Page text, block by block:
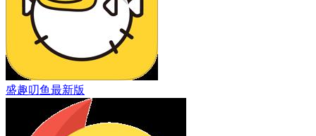
盛趣叨鱼最新版